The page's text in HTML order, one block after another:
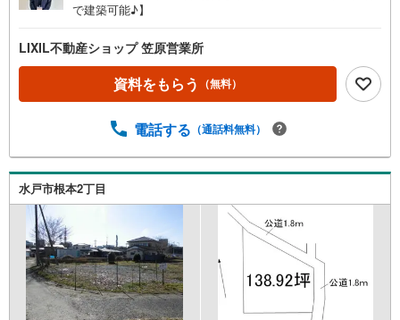
で建築可能♪】
LIXIL不動産ショップ 笠原営業所
資料をもらう （無料）
電話する （通話料無料）
水戸市根本2丁目